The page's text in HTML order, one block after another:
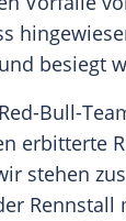
besiegt
Bull-
erbitterte
stehen
Rennstall